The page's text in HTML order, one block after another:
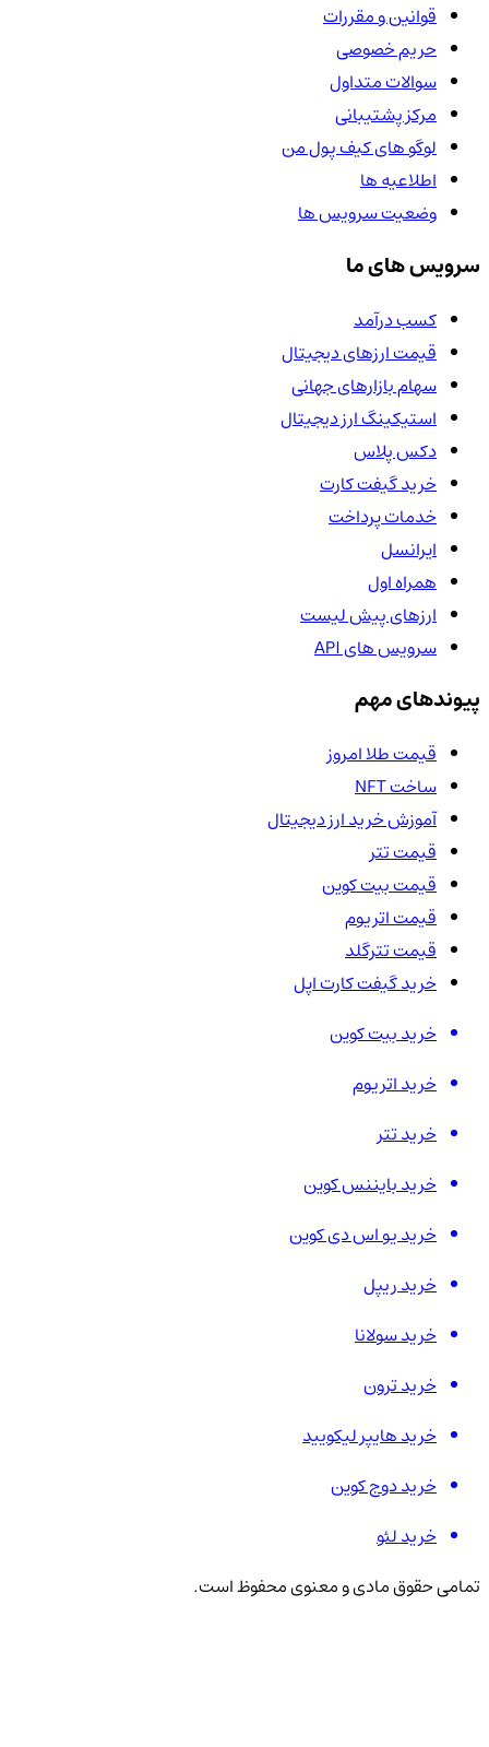
قوانین و مقررات
حریم خصوصی
سوالات متداول
مرکز پشتیبانی
لوگو های کیف پول من
اطلاعیه ها
وضعیت سرویس ها
سرویس های ما
کسب درآمد
قیمت ارزهای دیجیتال
سهام بازارهای جهانی
استیکینگ ارز دیجیتال
دکس پلاس
خرید گیفت کارت
خدمات پرداخت
ایرانسل
همراه اول
ارزهای پیش لیست
سرویس های API
پیوندهای مهم
قیمت طلا امروز
ساخت NFT
آموزش خرید ارز دیجیتال
قیمت تتر
قیمت بیت کوین
قیمت اتریوم
قیمت تترگلد
خرید گیفت کارت اپل
خرید بیت کوین
خرید اتریوم
خرید تتر
خرید بایننس کوین
خرید یو اس دی کوین
خرید ریپل
خرید سولانا
خرید ترون
خرید هایپر لیکویید
خرید دوج کوین
خرید لئو
تمامی حقوق مادی و معنوی محفوظ است.